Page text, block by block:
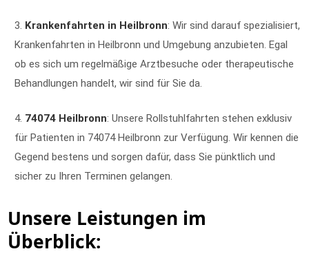
Krankenfahrten in Heilbronn: Wir sind darauf spezialisiert,
Krankenfahrten in Heilbronn und Umgebung anzubieten. Egal
ob es sich um regelmäßige Arztbesuche oder therapeutische
Behandlungen handelt, wir sind für Sie da.
74074 Heilbronn: Unsere Rollstuhlfahrten stehen exklusiv
für Patienten in 74074 Heilbronn zur Verfügung. Wir kennen die
Gegend bestens und sorgen dafür, dass Sie pünktlich und
sicher zu Ihren Terminen gelangen.
Unsere Leistungen im
Überblick: